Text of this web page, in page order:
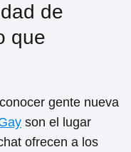
de
que
gente nueva
son el lugar
ofrecen a los